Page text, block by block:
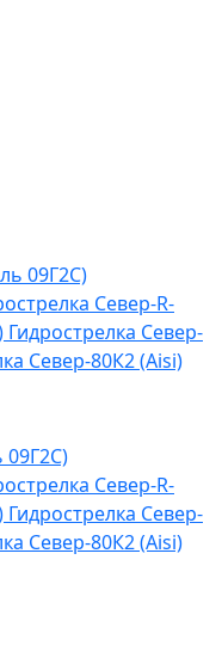
09Г2С)
Север-R-
Север-
Север-80К2 (Aisi)